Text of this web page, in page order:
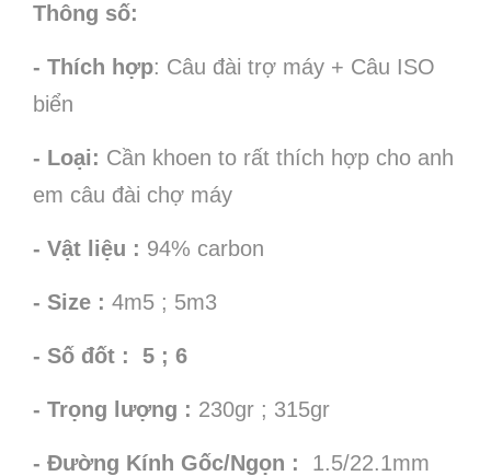
Thông số:
- Thích hợp: Câu đài trợ máy + Câu ISO
biển
- Loại: Cần khoen to rất thích hợp cho anh
em câu đài chợ máy
- Vật liệu : 94% carbon
- Size : 4m5 ; 5m3
- Số đốt : 5 ; 6
- Trọng lượng : 230gr ; 315gr
- Đường Kính Gốc/Ngọn : 1.5/22.1mm